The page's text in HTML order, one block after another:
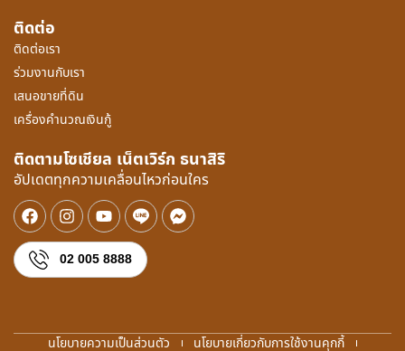
ติดต่อ
ติดต่อเรา
ร่วมงานกับเรา
เสนอขายที่ดิน
เครื่องคำนวณเงินกู้
ติดตามโซเชียล เน็ตเวิร์ก ธนาสิริ
อัปเดตทุกความเคลื่อนไหวก่อนใคร
02 005 8888
นโยบายความเป็นส่วนตัว นโยบายเกี่ยวกับการใช้งานคุกกี้